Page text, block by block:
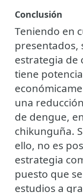
Conclusión
Teniendo en
presentados,
estrategia de
tiene
una
de dengue,
chikunguña.
ello, no es
estrategia
puesto que
estudios a